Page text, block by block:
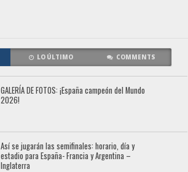
LO ÚLTIMO COMMENTS
GALERÍA DE FOTOS: ¡España campeón del Mundo
2026!
Así se jugarán las semifinales: horario, día y
estadio para España- Francia y Argentina –
Inglaterra